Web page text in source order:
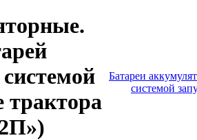
трактора
Батареи
системой